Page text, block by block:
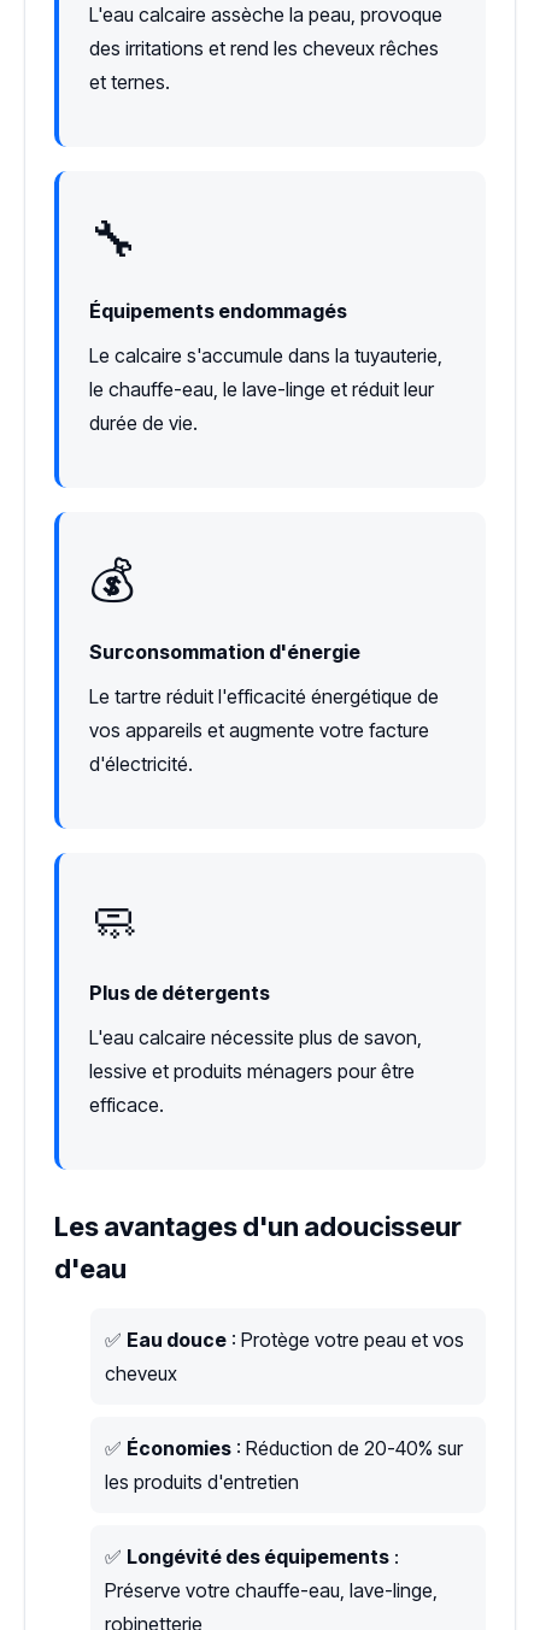
L'eau calcaire assèche la peau, provoque
des irritations et rend les cheveux rêches
et ternes.
🔧
Équipements endommagés
Le calcaire s'accumule dans la tuyauterie,
le chauffe-eau, le lave-linge et réduit leur
durée de vie.
💰
Surconsommation d'énergie
Le tartre réduit l'efficacité énergétique de
vos appareils et augmente votre facture
d'électricité.
🧼
Plus de détergents
L'eau calcaire nécessite plus de savon,
lessive et produits ménagers pour être
efficace.
Les avantages d'un adoucisseur
d'eau
✅ Eau douce : Protège votre peau et vos
cheveux
✅ Économies : Réduction de 20-40% sur
les produits d'entretien
✅ Longévité des équipements :
Préserve votre chauffe-eau, lave-linge,
robinetterie